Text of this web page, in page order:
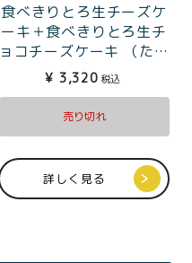
食べきりとろ生チーズケ
ーキ＋食べきりとろ生チ
ョコチーズケーキ （たっ
ぷり1〜2人分）
¥ 3,320 税込
売り切れ
詳しく見る